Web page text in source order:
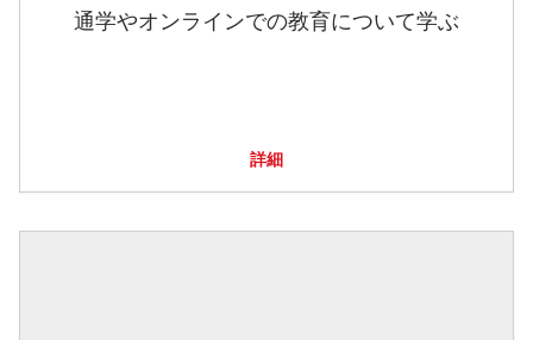
通学やオンラインでの教育について学ぶ
詳細